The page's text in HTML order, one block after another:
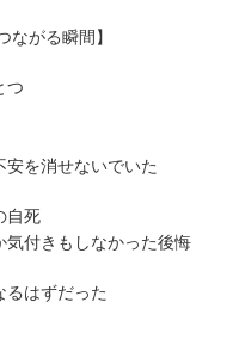
ながる瞬間】
つ
安を消せないでいた
自死
気付きもしなかった後悔
るはずだった